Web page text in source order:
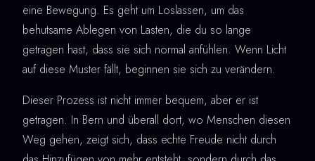
eine Bewegung. Es geht um Loslassen, um das
behutsame Ablegen von Lasten, die du so lange
getragen hast, dass sie sich normal anfühlen. Wenn Licht
auf diese Muster fällt, beginnen sie sich zu verändern.
Dieser Prozess ist nicht immer bequem, aber er ist
getragen. In Bern und überall dort, wo Menschen diesen
Weg gehen, zeigt sich, dass echte Freude nicht durch